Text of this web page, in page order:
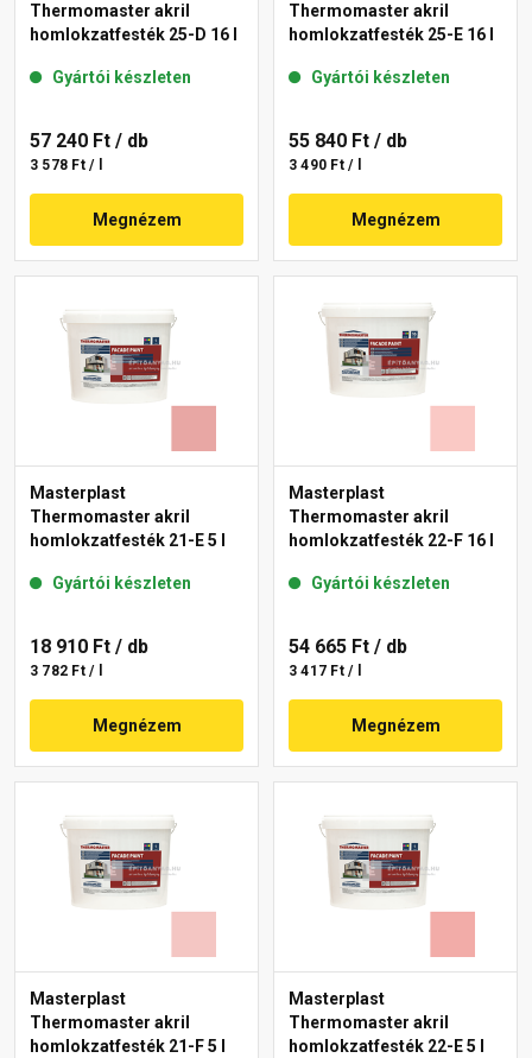
Thermomaster akril
homlokzatfesték 25-D 16 l
Gyártói készleten
57 240 Ft / db
3 578 Ft / l
Megnézem
Thermomaster akril
homlokzatfesték 25-E 16 l
Gyártói készleten
55 840 Ft / db
3 490 Ft / l
Megnézem
Masterplast
Thermomaster akril
homlokzatfesték 21-E 5 l
Gyártói készleten
18 910 Ft / db
3 782 Ft / l
Megnézem
Masterplast
Thermomaster akril
homlokzatfesték 22-F 16 l
Gyártói készleten
54 665 Ft / db
3 417 Ft / l
Megnézem
Masterplast
Thermomaster akril
homlokzatfesték 21-F 5 l
Masterplast
Thermomaster akril
homlokzatfesték 22-E 5 l